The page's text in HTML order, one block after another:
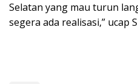
Selatan yang mau turun
segera ada realisasi,” ucap